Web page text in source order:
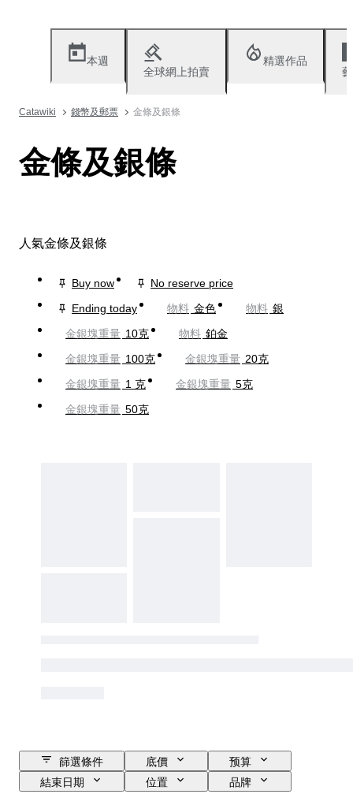
本週
全球網上拍賣
精選作品
Catawiki 錢幣及郵票 金條及銀條
金條及銀條
人氣金條及銀條
Buy now
No reserve price
Ending today
物料 金色 物料 銀
金銀塊重量 10克 物料 鉑金
金銀塊重量 100克 金銀塊重量 20克
金銀塊重量 1 克 金銀塊重量 5克
金銀塊重量 50克
篩選條件 底價
预算
結束日期
位置
品牌